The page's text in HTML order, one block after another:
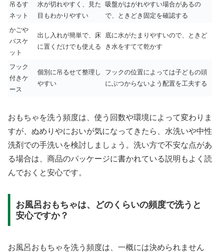
吊るす
ネット
水が切れやすく、見た
目もわかりやすい
吸盤がはがれやすい場合があるの
で、ときどき固定を確認する
かごや
バスケ
ット
出し入れが簡単で、床
に置くだけでも使える
底に水がたまりやすいので、ときど
き水をすてて乾かす
フック
付きケ
ース
個別に吊るせて整理し
やすい
フックの位置によっては子どもの頭
にぶつからないよう配置を工夫する
おもちゃを洗う頻度は、使う回数や環境によって変わりま
すが、ぬめりやにおいが気になってきたら、水洗いや中性
洗剤での手洗いを検討しましょう。洗い方で不安な点があ
る場合は、商品のパッケージに書かれている説明もよく読
んでおくと安心です。
お風呂おもちゃは、どのくらいの頻度で洗うと
安心ですか？
お風呂おもちゃを洗う頻度は、一概には決められません